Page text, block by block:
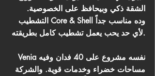
الشقة ذكي وبيحافظ على الخصوصية.
التشطيب Core & Shell وده مناسب جداً
لأي حد يحب يعمل تشطيب كامل بطريقته.
Venia نفسه مشروع على 40 فدان وفيه
مساحات خضراء وخدمات قوية. والشركة